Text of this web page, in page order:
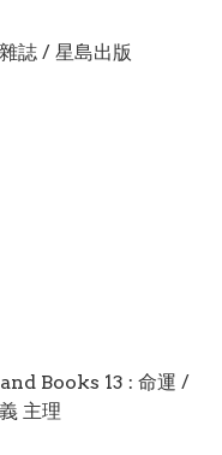
誌 / 星島出版
Books 13 : 命運 /
主理